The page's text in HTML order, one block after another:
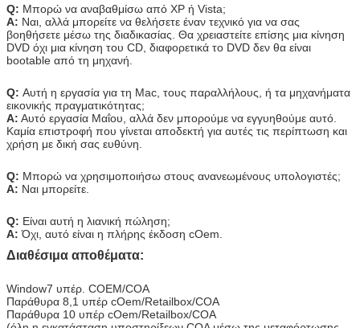
Q: Μπορώ να αναβαθμίσω από XP ή Vista;
Α: Ναι, αλλά μπορείτε να θελήσετε έναν τεχνικό για να σας
βοηθήσετε μέσω της διαδικασίας. Θα χρειαστείτε επίσης μια κίνηση
DVD όχι μια κίνηση του CD, διαφορετικά το DVD δεν θα είναι
bootable από τη μηχανή.
Q: Αυτή η εργασία για τη Mac, τους παραλλήλους, ή τα μηχανήματα
εικονικής πραγματικότητας;
Α: Αυτό εργασία Μαΐου, αλλά δεν μπορούμε να εγγυηθούμε αυτό.
Καμία επιστροφή που γίνεται αποδεκτή για αυτές τις περίπτωση και
χρήση με δική σας ευθύνη.
Q: Μπορώ να χρησιμοποιήσω στους ανανεωμένους υπολογιστές;
Α: Ναι μπορείτε.
Q: Είναι αυτή η λιανική πώληση;
Α: Όχι, αυτό είναι η πλήρης έκδοση cOem.
Διαθέσιμα αποθέματα:
Window7 υπέρ. COEM/COA
Παράθυρα 8,1 υπέρ cOem/Retailbox/COA
Παράθυρα 10 υπέρ cOem/Retailbox/COA